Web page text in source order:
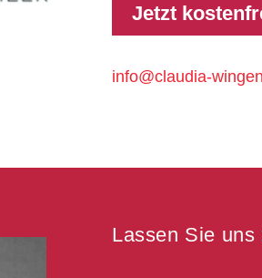
Jetzt
info@claudia-
Lassen Sie uns